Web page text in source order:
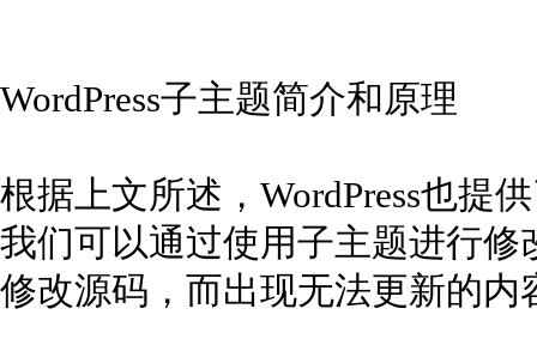
WordPress子主题简介和原理
根据上文所述，WordPress也提
我们可以通过使用子主题进行修
修改源码，而出现无法更新的内